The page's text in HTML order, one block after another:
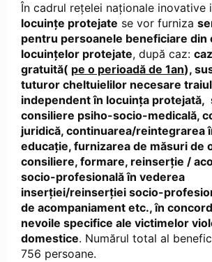
În cadrul rețelei naționale inovative
locuințe protejate se vor furniza
pentru persoanele beneficiare din
locuințelor protejate, după caz:
gratuită( pe o perioadă de 1an),
tuturor cheltuielilor necesare
independent în locuința protejată,
consiliere psiho-socio-medicală,
juridică, continuarea/reintegrarea
educație, furnizarea de măsuri de
consiliere, formare, reinserție /
socio-profesională în vederea
inserției/reinserției socio-
de acompaniament etc., în
nevoile specifice ale victimelor
domestice. Numărul total al
756 persoane.